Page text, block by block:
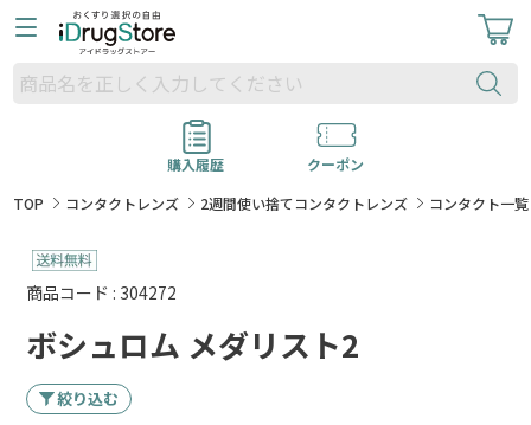
購入履歴
クーポン
TOP
コンタクトレンズ 2週間使い捨てコンタクトレンズ コンタクト一覧
商品コード : 304272
ボシュロム メダリスト2
絞り込む